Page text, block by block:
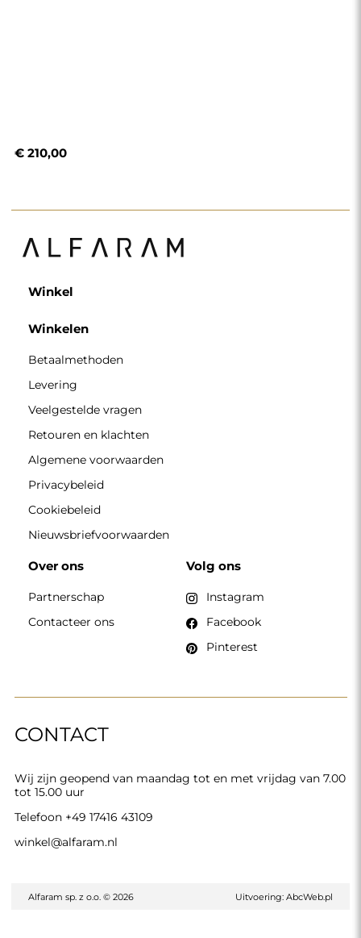
€ 210,00
CONTACT
Wij zijn geopend van maandag tot en met vrijdag van 7.00
tot 15.00 uur
Telefoon +49 17416 43109
winkel@alfaram.nl
Winkel
Winkelen
Betaalmethoden
Levering
Veelgestelde vragen
Retouren en klachten
Algemene voorwaarden
Privacybeleid
Cookiebeleid
Nieuwsbriefvoorwaarden
Over ons
Partnerschap
Contacteer ons
Volg ons
Instagram
Facebook
Pinterest
Alfaram sp. z o.o. © 2026 Uitvoering: AbcWeb.pl